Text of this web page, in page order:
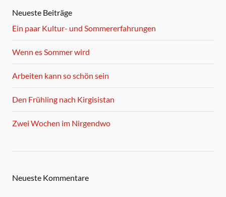
Neueste Beiträge
Ein paar Kultur- und Sommererfahrungen
Wenn es Sommer wird
Arbeiten kann so schön sein
Den Frühling nach Kirgisistan
Zwei Wochen im Nirgendwo
Neueste Kommentare